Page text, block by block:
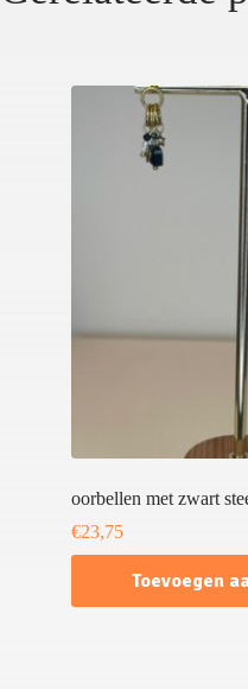
oorbellen met zwart
€23,75
Toevoegen